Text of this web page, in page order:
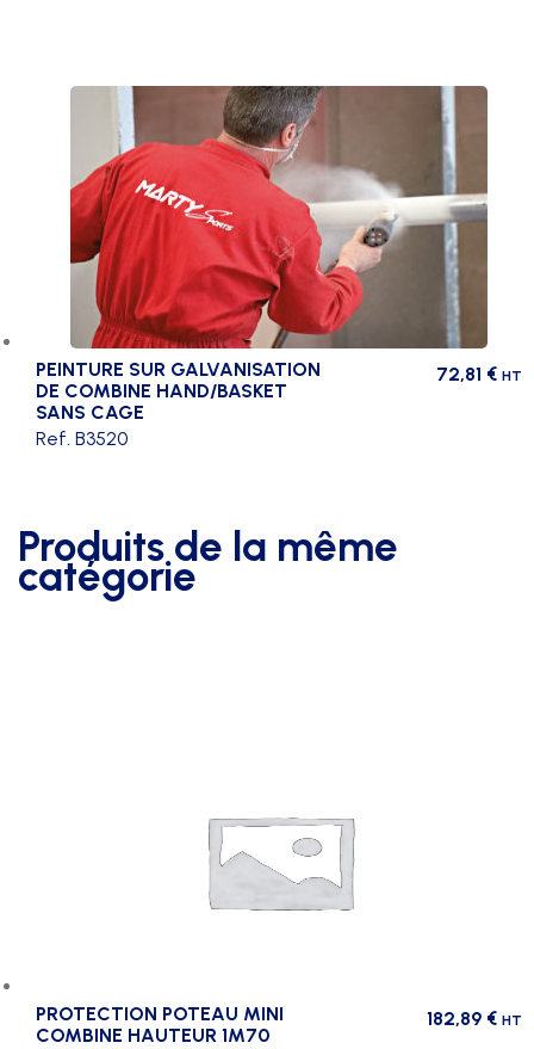
PEINTURE SUR GALVANISATION
DE COMBINE HAND/BASKET
SANS CAGE
72,81 € HT
Ref. B3520
Produits de la même
catégorie
PROTECTION POTEAU MINI
COMBINE HAUTEUR 1M70
182,89 € HT